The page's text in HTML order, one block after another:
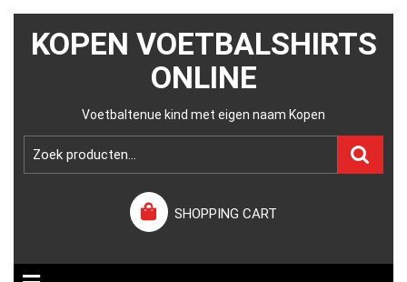
KOPEN VOETBALSHIRTS
ONLINE
Voetbaltenue kind met eigen naam Kopen
SHOPPING CART